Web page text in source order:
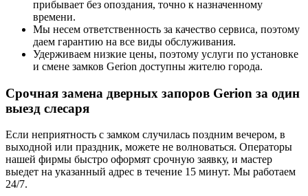
прибывает без опоздания, точно к назначенному
времени.
Мы несем ответственность за качество сервиса, поэтому
даем гарантию на все виды обслуживания.
Удерживаем низкие цены, поэтому услуги по установке
и смене замков Gerion доступны жителю города.
Срочная замена дверных запоров Gerion за один
выезд слесаря
Если неприятность с замком случилась поздним вечером, в
выходной или праздник, можете не волноваться. Операторы
нашей фирмы быстро оформят срочную заявку, и мастер
выедет на указанный адрес в течение 15 минут. Мы работаем
24/7.